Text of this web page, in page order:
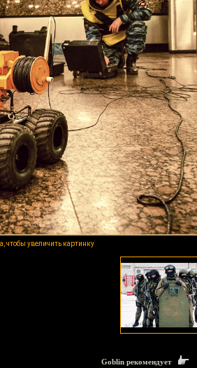
чтобы увеличить картинку
Goblin рекомендует